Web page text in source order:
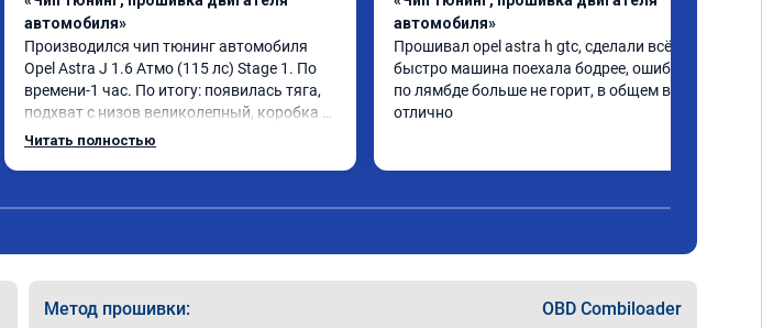
автомобиля»
Производился чип тюнинг автомобиля
Opel Astra J 1.6 Атмо (115 лс) Stage 1. По
времени-1 час. По итогу: появилась тяга,
подхват с низов великолепный, коробка
стала работать плавнее. На трассе
06.01.2026
Читать полностью
автомобиля»
Прошивал opel astra h gtc, сделали всё
быстро машина поехала бодрее, ошибка
по лямбде больше не горит, в общем всё
отлично
Метод прошивки: OBD Combiloader